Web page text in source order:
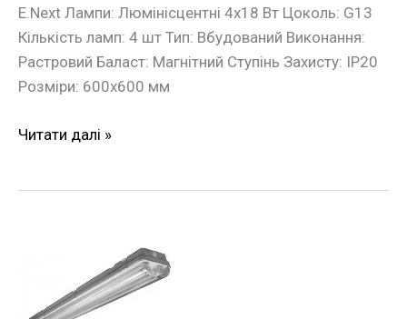
E.Next Лампи: Люмінісцентні 4х18 Вт Цоколь: G13
Кількість ламп: 4 шт Тип: Вбудований Виконання:
Растровий Баласт: Магнітний Ступінь Захисту: IP20
Розміри: 600х600 мм
Читати далі »
IP65